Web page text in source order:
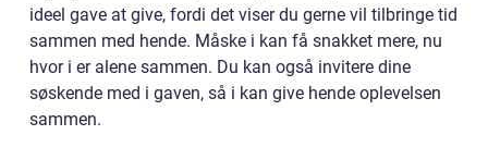
ideel gave at give, fordi det viser du gerne vil tilbringe tid
sammen med hende. Måske i kan få snakket mere, nu
hvor i er alene sammen. Du kan også invitere dine
søskende med i gaven, så i kan give hende oplevelsen
sammen.